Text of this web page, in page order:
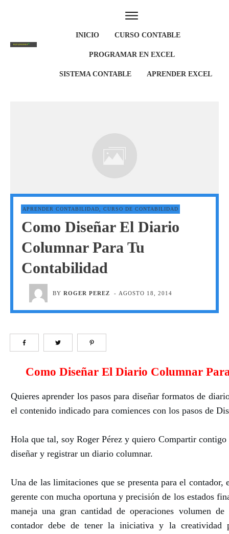
INICIO CURSO CONTABLE
PROGRAMAR EN EXCEL
SISTEMA CONTABLE APRENDER EXCEL
APRENDER CONTABILIDAD CURSO DE CONTABILIDAD
Como Diseñar El Diario
Columnar Para Tu
Contabilidad
BYROGER PEREZ - AGOSTO 18, 2014
Como Diseñar El Diario Columnar
Quieres aprender los pasos para diseñar formatos de
el contenido indicado para comiences con los pasos de
Hola que tal, soy Roger Pérez y quiero Compartir contigo
diseñar y registrar un diario columnar.
Una de las limitaciones que se presenta para el
gerente con mucha oportuna y precisión de los estados
maneja una gran cantidad de operaciones volumen
contador debe de tener la iniciativa y la creatividad